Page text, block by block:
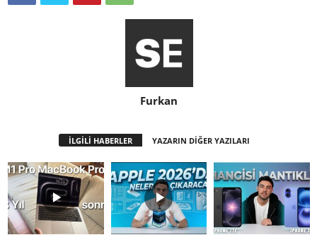
Furkan
İLGİLİ HABERLER YAZARIN DİĞER YAZILARI